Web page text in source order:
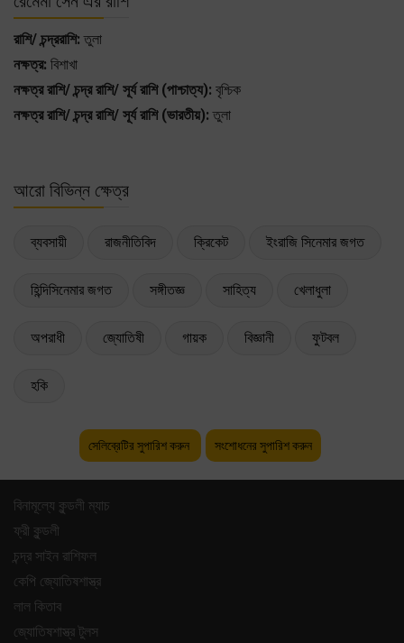
রাশি/ চন্দ্ররাশি: তুলা
নক্ষত্র: বিশাখা
নক্ষত্র রাশি/ চন্দ্র রাশি/ সূর্য রাশি (পাশ্চাত্য): বৃশ্চিক
নক্ষত্র রাশি/ চন্দ্র রাশি/ সূর্য রাশি (ভারতীয়): তুলা
আরো বিভিন্ন ক্ষেত্র
ব্যবসায়ী রাজনীতিবিদ ক্রিকেট ইংরাজি সিনেমার জগত
হিন্দিসিনেমার জগত সঙ্গীতজ্ঞ সাহিত্য খেলাধুলা
অপরাধী জ্যোতিষী গায়ক বিজ্ঞানী ফুটবল
হকি
সেলিব্রেটির সুপারিশ করুন সংশোধনের সুপারিশ করুন
বিনামূল্যে কুন্ডলী ম্যাচ
ফ্রী কুন্ডলী
চন্দ্র সাইন রাশিফল
কেপি জ্যোতিষশাস্ত্র
লাল কিতাব
জ্যোতিষশাস্ত্র টুলস